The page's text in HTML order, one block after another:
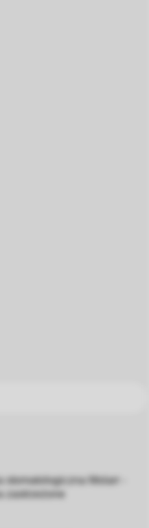
stomatologiczna Molarr -
zastrzeżone